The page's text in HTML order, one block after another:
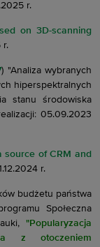
r.
on 3D-scanning
r.
) "Analiza wybranych
hiperspektralnych
stanu środowiska
05.09.2023
source of CRM and
r.
budżetu państwa
Społeczna
"Popularyzacja
z otoczeniem